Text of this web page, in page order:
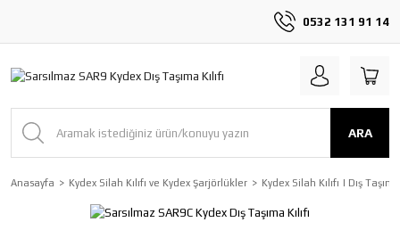
0532 131 91 14
ARA
Anasayfa Kydex Silah Kılıfı ve Kydex Şarjörlükler Kydex Silah Kılıfı | Dış Taşıma